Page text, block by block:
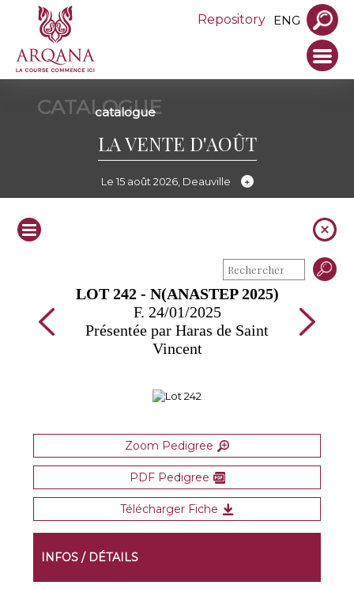
Repository ENG
CATALOGUE
catalogue
LA VENTE D'AOÛT
Le 15 août 2026, Deauville
LOT 242 - N(ANASTEP 2025)
F. 24/01/2025
Présentée par Haras de Saint
Vincent
Zoom Pedigree
PDF Pedigree
Télécharger Fiche
INFOS / DÉTAILS